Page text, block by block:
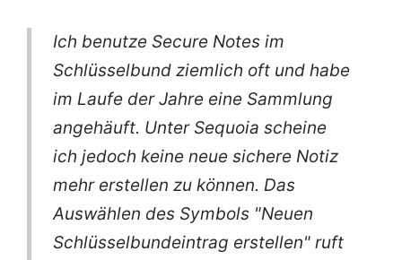
Ich benutze Secure Notes im
Schlüsselbund ziemlich oft und habe
im Laufe der Jahre eine Sammlung
angehäuft. Unter Sequoia scheine
ich jedoch keine neue sichere Notiz
mehr erstellen zu können. Das
Auswählen des Symbols "Neuen
Schlüsselbundeintrag erstellen" ruft